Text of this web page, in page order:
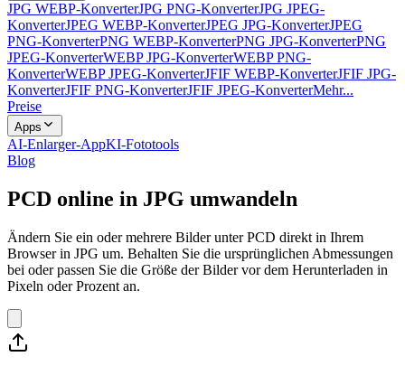
JPG WEBP-KonverterJPG PNG-KonverterJPG JPEG-
KonverterJPEG WEBP-KonverterJPEG JPG-KonverterJPEG
PNG-KonverterPNG WEBP-KonverterPNG JPG-KonverterPNG
JPEG-KonverterWEBP JPG-KonverterWEBP PNG-
KonverterWEBP JPEG-KonverterJFIF WEBP-KonverterJFIF JPG-
KonverterJFIF PNG-KonverterJFIF JPEG-KonverterMehr...
Preise
Apps
AI-Enlarger-AppKI-Fototools
Blog
PCD online in JPG umwandeln
Ändern Sie ein oder mehrere Bilder unter PCD direkt in Ihrem
Browser in JPG um. Behalten Sie die ursprünglichen Abmessungen
bei oder passen Sie die Größe der Bilder vor dem Herunterladen in
Pixeln oder Prozent an.